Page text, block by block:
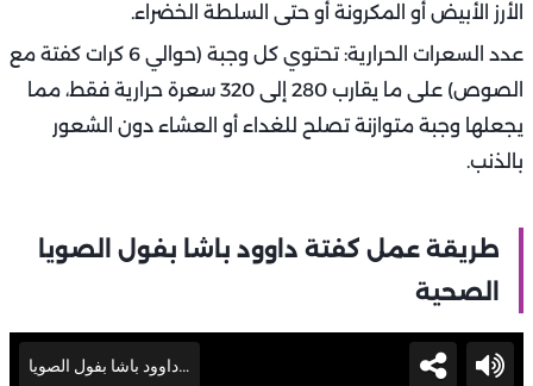
الأرز الأبيض أو المكرونة أو حتى السلطة الخضراء.
عدد السعرات الحرارية: تحتوي كل وجبة (حوالي 6 كرات كفتة مع
الصوص) على ما يقارب 280 إلى 320 سعرة حرارية فقط، مما
يجعلها وجبة متوازنة تصلح للغداء أو العشاء دون الشعور
بالذنب.
طريقة عمل كفتة داوود باشا بفول الصويا
الصحية